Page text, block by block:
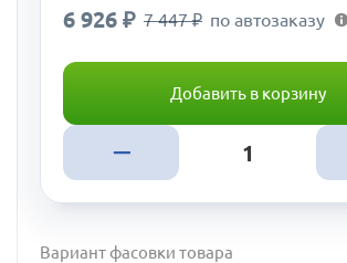
6 926 ₽ 7 447 ₽ по автозаказу
Добавить в корзину
Вариант фасовки товара